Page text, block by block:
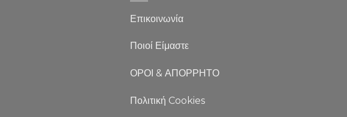
Επικοινωνία
Ποιοί Είμαστε
ΟΡΟΙ & ΑΠΟΡΡΗΤΟ
Πολιτική Cookies